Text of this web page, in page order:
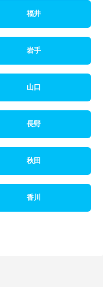
福井
岩手
山口
長野
秋田
香川